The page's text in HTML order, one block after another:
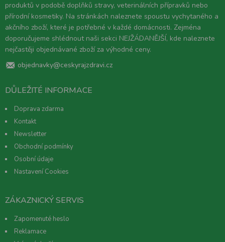
produktů v podobě doplňků stravy, veterinálních přípravků nebo
přírodní kosmetiky. Na stránkách naleznete spoustu vychytaného a
akčního zboží, které je potřebné v každé domácnosti. Zejména
doporučujeme shlédnout naši sekci NEJŽÁDANĚJŠÍ, kde naleznete
nejčastěji objednávané zboží za výhodné ceny.
objednavky@ceskyrajzdravi.cz
DŮLEŽITÉ INFORMACE
Doprava zdarma
Kontakt
Newsletter
Obchodní podmínky
Osobní údaje
Nastavení Cookies
ZÁKAZNICKÝ SERVIS
Zapomenuté heslo
Reklamace